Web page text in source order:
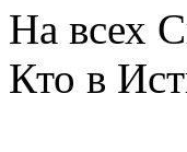
На всех
Кто в